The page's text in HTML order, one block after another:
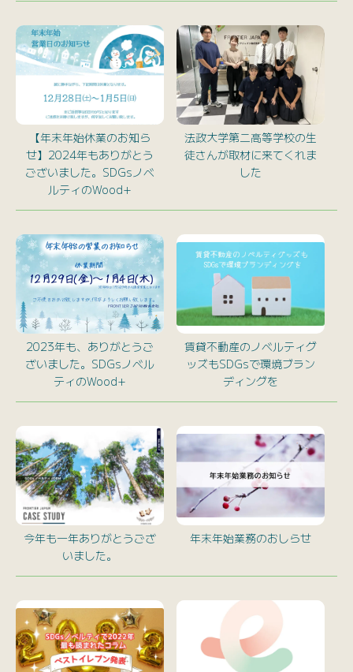
【年末年始休業のお知ら
せ】2024年もありがとう
ございました。SDGsノベ
ルティのWood+
法政大学第二高等学校の生
徒さんが取材に来てくれま
した
2023年も、ありがとうご
ざいました。SDGsノベル
ティのWood+
賃貸不動産のノベルティグ
ッズもSDGsで環境ブラン
ディングを
今年も一年ありがとうござ
いました。
年末年始業務のおしらせ